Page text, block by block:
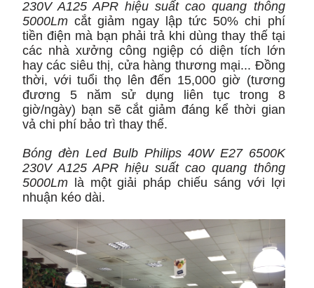
230V A125 APR hiệu suất cao quang thông
5000Lm cắt giảm ngay lập tức 50% chi phí
tiền điện mà bạn phải trả khi dùng thay thế tại
các nhà xưởng công ngiệp có diện tích lớn
hay các siêu thị, cửa hàng thương mại... Đồng
thời, với tuổi thọ lên đến 15,000 giờ (tương
đương 5 năm sử dụng liên tục trong 8
giờ/ngày) bạn sẽ cắt giảm đáng kể thời gian
vả chi phí bảo trì thay thế.
Bóng đèn Led Bulb Philips 40W E27 6500K
230V A125 APR hiệu suất cao quang thông
5000Lm
là một giải pháp chiếu sáng với lợi
nhuận kéo dài.